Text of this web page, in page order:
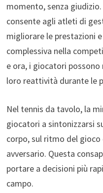
momento, senza
consente agli atleti di
migliorare le prestazioni
complessiva nella
e ora, i giocatori possono
loro reattività durante le
Nel tennis da tavolo, la
giocatori a sintonizzarsi
corpo, sul ritmo del gioco
avversario. Questa
portare a decisioni più
campo.